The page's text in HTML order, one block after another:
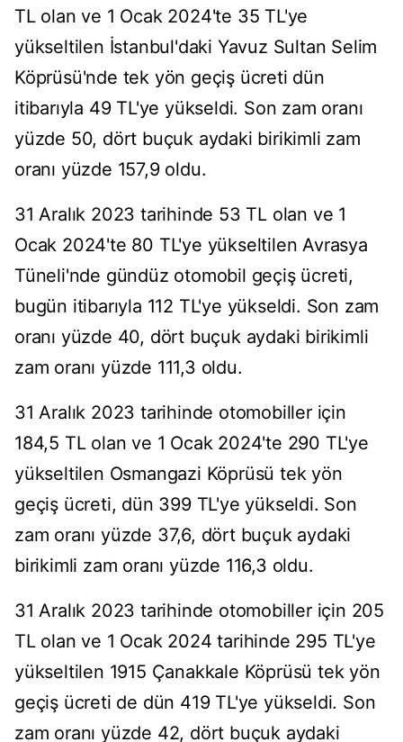
TL olan ve 1 Ocak 2024'te 35 TL'ye
yükseltilen İstanbul'daki Yavuz Sultan Selim
Köprüsü'nde tek yön geçiş ücreti dün
itibarıyla 49 TL'ye yükseldi. Son zam oranı
yüzde 50, dört buçuk aydaki birikimli zam
oranı yüzde 157,9 oldu.
31 Aralık 2023 tarihinde 53 TL olan ve 1
Ocak 2024'te 80 TL'ye yükseltilen Avrasya
Tüneli'nde gündüz otomobil geçiş ücreti,
bugün itibarıyla 112 TL'ye yükseldi. Son zam
oranı yüzde 40, dört buçuk aydaki birikimli
zam oranı yüzde 111,3 oldu.
31 Aralık 2023 tarihinde otomobiller için
184,5 TL olan ve 1 Ocak 2024'te 290 TL'ye
yükseltilen Osmangazi Köprüsü tek yön
geçiş ücreti, dün 399 TL'ye yükseldi. Son
zam oranı yüzde 37,6, dört buçuk aydaki
birikimli zam oranı yüzde 116,3 oldu.
31 Aralık 2023 tarihinde otomobiller için 205
TL olan ve 1 Ocak 2024 tarihinde 295 TL'ye
yükseltilen 1915 Çanakkale Köprüsü tek yön
geçiş ücreti de dün 419 TL'ye yükseldi. Son
zam oranı yüzde 42, dört buçuk aydaki